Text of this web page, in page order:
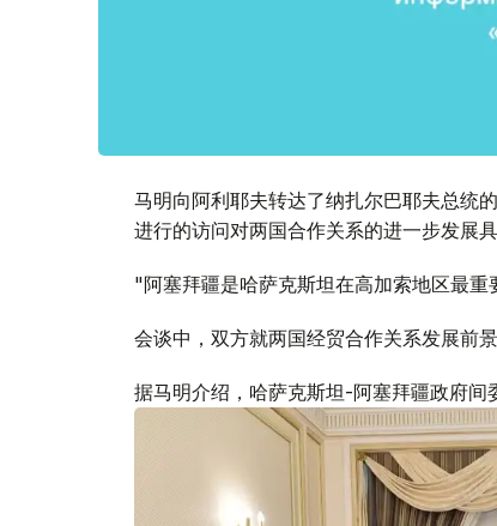
马明向阿利耶夫转达了纳扎尔巴耶夫总统
进行的访问对两国合作关系的进一步发展具
"阿塞拜疆是哈萨克斯坦在高加索地区最重
会谈中，双方就两国经贸合作关系发展前
据马明介绍，哈萨克斯坦-阿塞拜疆政府